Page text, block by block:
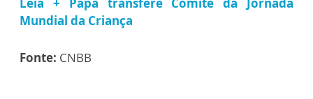
Leia + Papa transfere Comitê da Jornada
Mundial da Criança
Fonte: CNBB